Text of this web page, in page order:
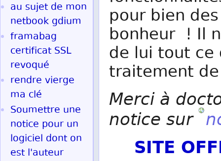
pour bien
bonheur ! Il
de lui tout ce
traitement
Merci à
notice sur
SITE
au sujet de mon
netbook gdium
framabag
certificat SSL
revoqué
rendre vierge
ma clé
Soumettre une
notice pour un
logiciel dont on
est l'auteur